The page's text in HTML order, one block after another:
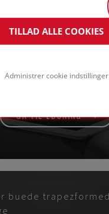
TILLAD ALLE COOKIES
Administrer cookie indstillinger
facader
GÅ TIL LØSNING
buede